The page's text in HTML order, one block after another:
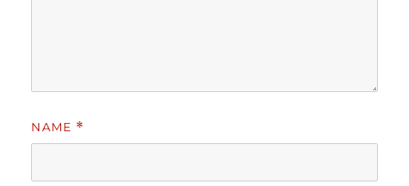
NAME *